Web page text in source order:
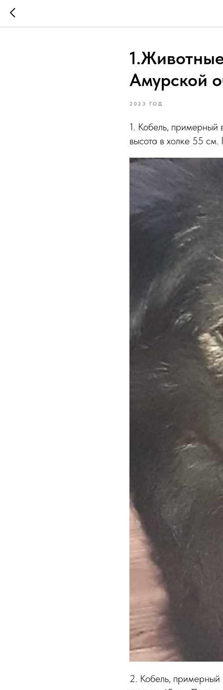
Амурской
2023 ГОД
1. Кобель, примерный
высота в холке 55
2. Кобель, примерный